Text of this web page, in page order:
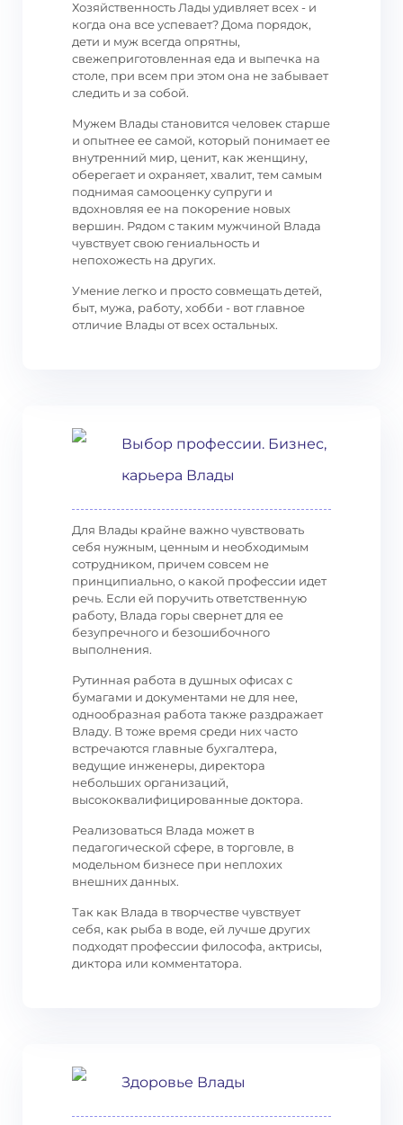
Хозяйственность Лады удивляет всех - и
когда она все успевает? Дома порядок,
дети и муж всегда опрятны,
свежеприготовленная еда и выпечка на
столе, при всем при этом она не забывает
следить и за собой.
Мужем Влады становится человек старше
и опытнее ее самой, который понимает ее
внутренний мир, ценит, как женщину,
оберегает и охраняет, хвалит, тем самым
поднимая самооценку супруги и
вдохновляя ее на покорение новых
вершин. Рядом с таким мужчиной Влада
чувствует свою гениальность и
непохожесть на других.
Умение легко и просто совмещать детей,
быт, мужа, работу, хобби - вот главное
отличие Влады от всех остальных.
Выбор профессии. Бизнес,
карьера Влады
Для Влады крайне важно чувствовать
себя нужным, ценным и необходимым
сотрудником, причем совсем не
принципиально, о какой профессии идет
речь. Если ей поручить ответственную
работу, Влада горы свернет для ее
безупречного и безошибочного
выполнения.
Рутинная работа в душных офисах с
бумагами и документами не для нее,
однообразная работа также раздражает
Владу. В тоже время среди них часто
встречаются главные бухгалтера,
ведущие инженеры, директора
небольших организаций,
высококвалифицированные доктора.
Реализоваться Влада может в
педагогической сфере, в торговле, в
модельном бизнесе при неплохих
внешних данных.
Так как Влада в творчестве чувствует
себя, как рыба в воде, ей лучше других
подходят профессии философа, актрисы,
диктора или комментатора.
Здоровье Влады